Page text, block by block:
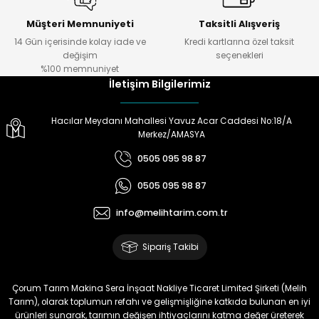
Ö... Ö... | 24/01/2024
Ürün hazırlamada
,göndermede,telefonda bilgi
almada çok yardımcılar.Melih
Doğan Zeki Gürbüz | 23/01/2024
Ürün elime çok çabuk ulaştı.
anda süs yoncasıyla ektim.
Bunun akibeti 2024 yazına belli
olacak
Müşteri Memnuniyeti
14 Gün içerisinde kolay iade ve
değişim
%100 memnuniyet
Taksitli Alışveriş
Kredi kartlarına özel taksit
seçenekleri
İletişim Bilgilerimiz
Hacılar Meydanı Mahallesi Yavuz Acar Caddesi No:18/A
Merkez/AMASYA
0505 095 98 87
0505 095 98 87
info@melihtarim.com.tr
Sipariş Takibi
Çorum Tarım Makina Sera İnşaat Nakliye Ticaret Limited Şirketi (Melih
Tarım), olarak toplumun refahı ve gelişmişliğine katkıda bulunan en iyi
ürünleri sunarak, tarımın değişen ihtiyaçlarını katma değer üreterek